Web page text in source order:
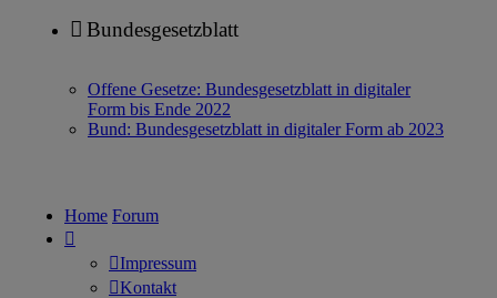
Bundesgesetzblatt
Offene Gesetze: Bundesgesetzblatt in digitaler
Form bis Ende 2022
Bund: Bundesgesetzblatt in digitaler Form ab 2023
Home Forum
Impressum
Kontakt